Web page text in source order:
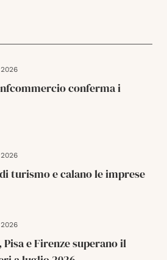
conferma i
turismo e calano le imprese
e Firenze superano il